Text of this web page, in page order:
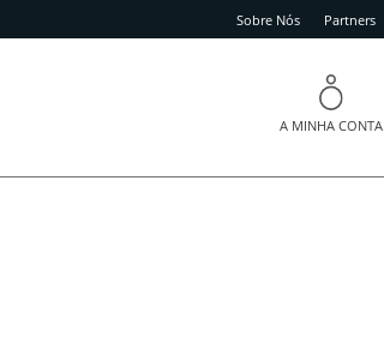
Sobre Nós Partners
A MINHA CONTA